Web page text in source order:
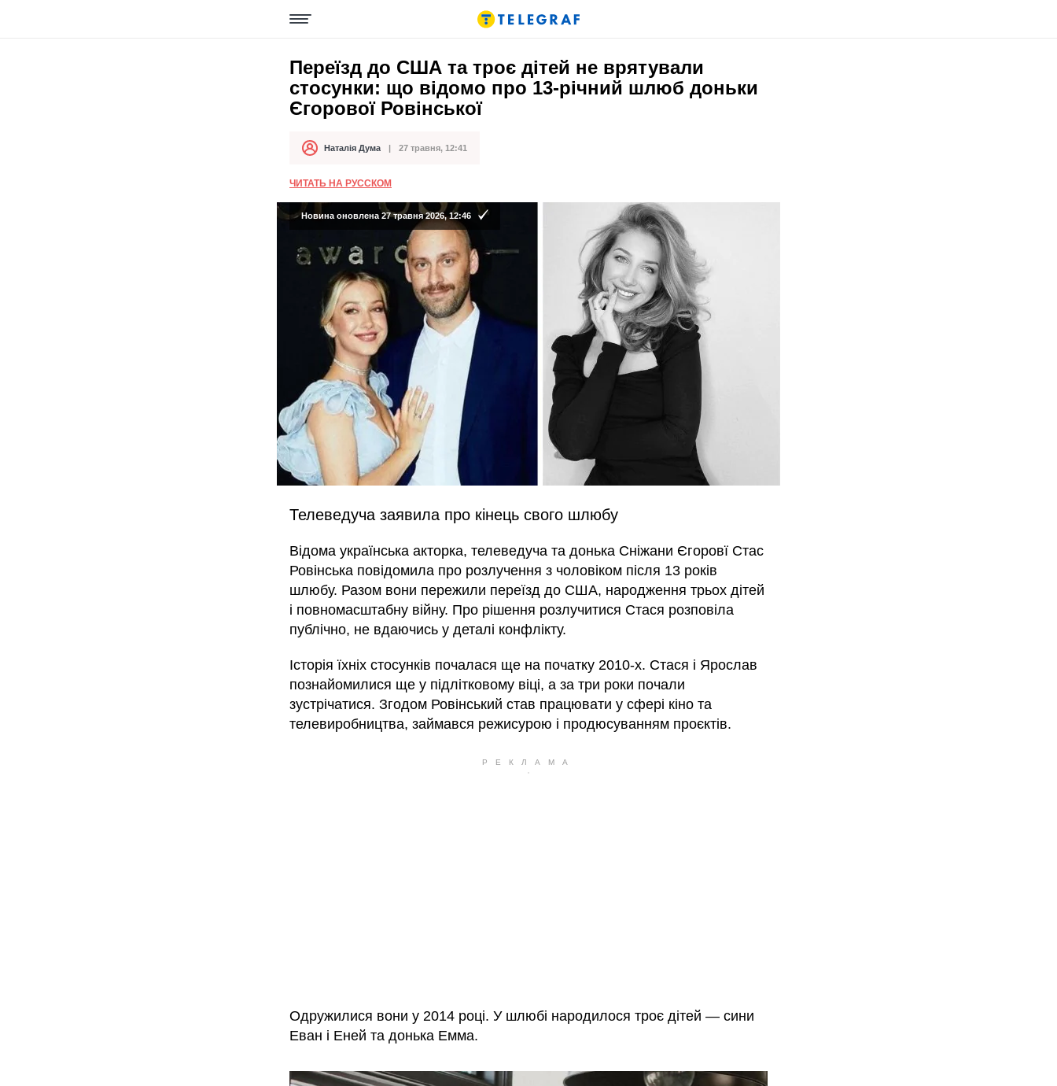
Переїзд до США та троє дітей не врятували
стосунки: що відомо про 13-річний шлюб доньки
Єгорової Ровінської
АвторНаталія Дума
Дата публікації 27 травня, 12:41
ЧИТАТЬ НА РУССКОМ
Новина оновлена 27 травня 2026, 12:46
Телеведуча заявила про кінець свого шлюбу
Відома українська акторка, телеведуча та донька Сніжани Єгоровї Стас
Ровінська повідомила про розлучення з чоловіком після 13 років
шлюбу. Разом вони пережили переїзд до США, народження трьох дітей
і повномасштабну війну. Про рішення розлучитися Стася розповіла
публічно, не вдаючись у деталі конфлікту.
Історія їхніх стосунків почалася ще на початку 2010-х. Стася і Ярослав
познайомилися ще у підлітковому віці, а за три роки почали
зустрічатися. Згодом Ровінський став працювати у сфері кіно та
телевиробництва, займався режисурою і продюсуванням проєктів.
Одружилися вони у 2014 році. У шлюбі народилося троє дітей — сини
Еван і Еней та донька Емма.